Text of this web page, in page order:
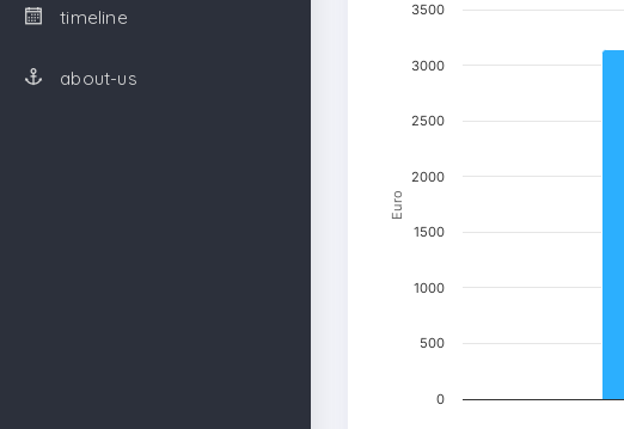
timeline
about-us
Euro
0
500
1000
1500
2000
2500
3000
3500